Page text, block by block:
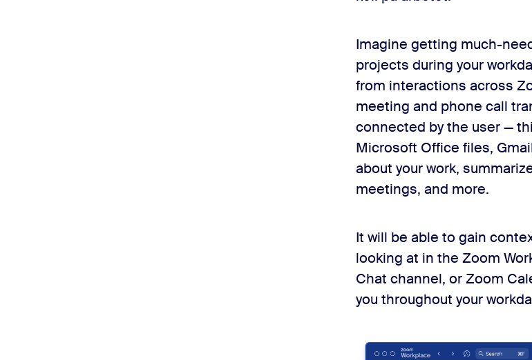
Imagine getting much-
projects during your
from interactions across
meeting and phone call
connected by the user —
Microsoft Office files,
about your work,
meetings, and more.
It will be able to gain
looking at in the Zoom
Chat channel, or Zoom
you throughout your